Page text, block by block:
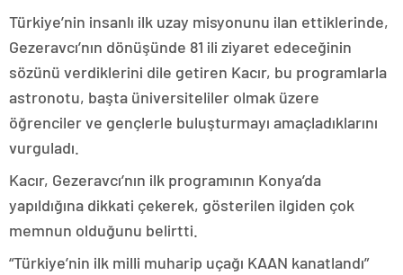
Türkiye’nin insanlı ilk uzay misyonunu ilan ettiklerinde,
Gezeravcı’nın dönüşünde 81 ili ziyaret edeceğinin
sözünü verdiklerini dile getiren Kacır, bu programlarla
astronotu, başta üniversiteliler olmak üzere
öğrenciler ve gençlerle buluşturmayı amaçladıklarını
vurguladı.
Kacır, Gezeravcı’nın ilk programının Konya’da
yapıldığına dikkati çekerek, gösterilen ilgiden çok
memnun olduğunu belirtti.
“Türkiye’nin ilk milli muharip uçağı KAAN kanatlandı”